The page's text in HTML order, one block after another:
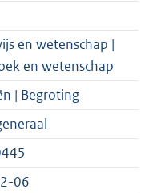
en wetenschap |
en wetenschap
| Begroting
06